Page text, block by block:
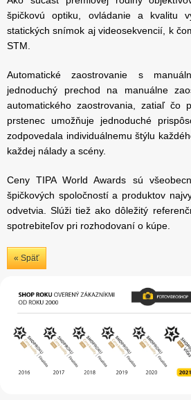
špičkovú optiku, ovládanie a kvalitu
statických snímok aj videosekvencií, k
STM.
Automatické zaostrovanie s
jednoduchý prechod na manuálne
automatického zaostrovania, zatiaľ čo
prstenec umožňuje jednoduché
zodpovedala individuálnemu štýlu
každej nálady a scény.
Ceny TIPA World Awards sú
špičkových spoločností a produktov
odvetvia. Slúži tiež ako dôležitý
spotrebiteľov pri rozhodovaní o kúpe.
« Späť